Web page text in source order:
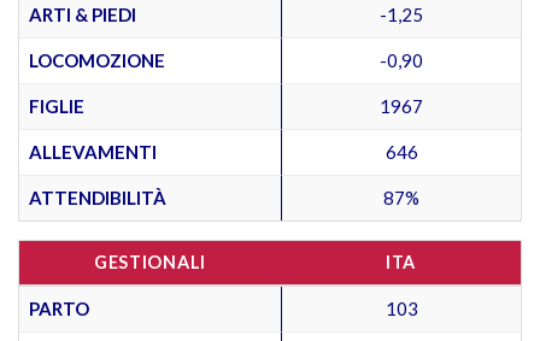
ARTI & PIEDI -1,25
LOCOMOZIONE -0,90
FIGLIE 1967
ALLEVAMENTI 646
ATTENDIBILITÀ 87%
GESTIONALI ITA
PARTO 103